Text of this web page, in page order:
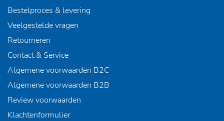
Bestelproces & levering
Veelgestelde vragen
Retourneren
Contact & Service
Algemene voorwaarden B2C
Algemene voorwaarden B2B
Review voorwaarden
Klachtenformulier